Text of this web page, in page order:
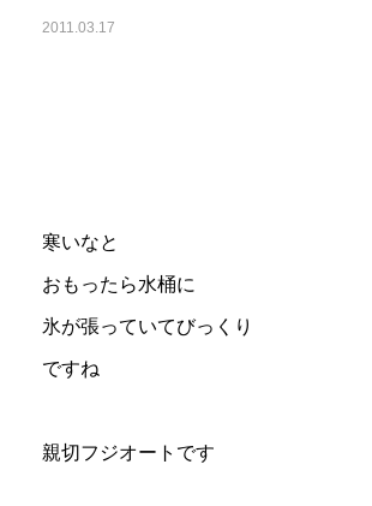
2011.03.17
寒いなと
おもったら水桶に
氷が張っていてびっくり
ですね
親切フジオートです